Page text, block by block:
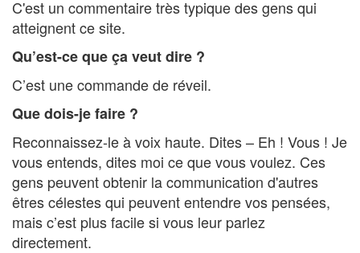
C'est un commentaire très typique des gens qui
atteignent ce site.
Qu’est-ce que ça veut dire ?
C’est une commande de réveil.
Que dois-je faire ?
Reconnaissez-le à voix haute. Dites – Eh ! Vous ! Je
vous entends, dites moi ce que vous voulez. Ces
gens peuvent obtenir la communication d'autres
êtres célestes qui peuvent entendre vos pensées,
mais c’est plus facile si vous leur parlez
directement.